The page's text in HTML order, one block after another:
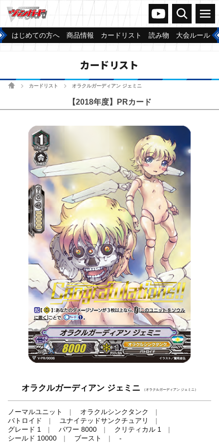
ヴァンガードch
検索 メニュー
はじめての方へ 商品情報 カードリスト 読み物 大会ルール
カードリスト
ホームカードリスト オラクルガーディアン ジェミニ
【2018年度】PRカード
オラクルガーディアン ジェミニ （オラクルガーディアン ジェミニ）
ノーマルユニット
オラクルシンクタンク
バトロイド
ユナイテッドサンクチュアリ
グレード 1
パワー 8000
クリティカル 1
シールド 10000
ブースト -